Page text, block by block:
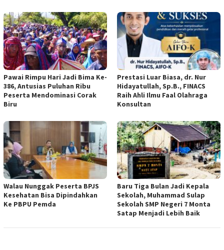
Pawai Rimpu Hari Jadi Bima Ke-
386, Antusias Puluhan Ribu
Peserta Mendominasi Corak
Biru
Prestasi Luar Biasa, dr. Nur
Hidayatullah, Sp.B., FINACS
Raih Ahli Ilmu Faal Olahraga
Konsultan
Walau Nunggak Peserta BPJS
Kesehatan Bisa Dipindahkan
Ke PBPU Pemda
Baru Tiga Bulan Jadi Kepala
Sekolah, Muhammad Sulap
Sekolah SMP Negeri 7 Monta
Satap Menjadi Lebih Baik